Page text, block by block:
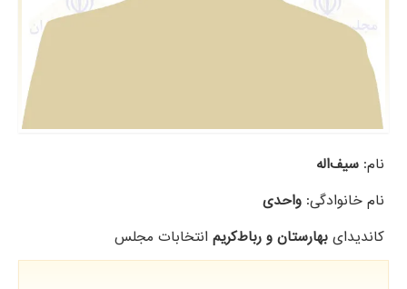
نام: سیف‌اله
نام خانوادگی: واحدی
کاندیدای بهارستان و رباط‌کریم انتخابات مجلس